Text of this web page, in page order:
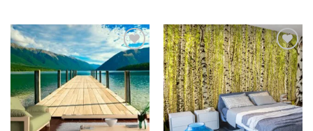
Toevoegen
aan
verlanglijst
Toevoegen
aan
verlanglijst